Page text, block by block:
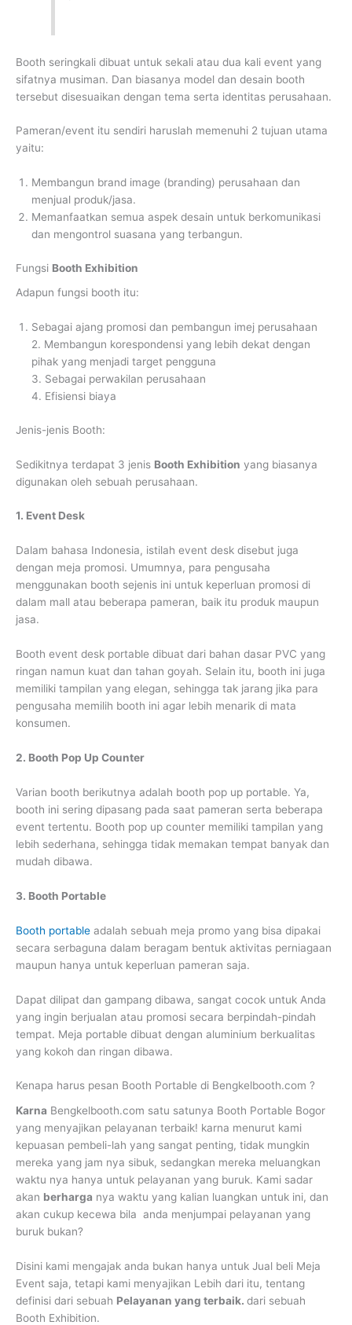
Booth seringkali dibuat untuk sekali atau dua kali event yang
sifatnya musiman. Dan biasanya model dan desain booth
tersebut disesuaikan dengan tema serta identitas perusahaan.
Pameran/event itu sendiri haruslah memenuhi 2 tujuan utama
yaitu:
Membangun brand image (branding) perusahaan dan
menjual produk/jasa.
Memanfaatkan semua aspek desain untuk berkomunikasi
dan mengontrol suasana yang terbangun.
Fungsi Booth Exhibition
Adapun fungsi booth itu:
Sebagai ajang promosi dan pembangun imej perusahaan
2. Membangun korespondensi yang lebih dekat dengan
pihak yang menjadi target pengguna
3. Sebagai perwakilan perusahaan
4. Efisiensi biaya
Jenis-jenis Booth:
Sedikitnya terdapat 3 jenis Booth Exhibition yang biasanya
digunakan oleh sebuah perusahaan.
1. Event Desk
Dalam bahasa Indonesia, istilah event desk disebut juga
dengan meja promosi. Umumnya, para pengusaha
menggunakan booth sejenis ini untuk keperluan promosi di
dalam mall atau beberapa pameran, baik itu produk maupun
jasa.
Booth event desk portable dibuat dari bahan dasar PVC yang
ringan namun kuat dan tahan goyah. Selain itu, booth ini juga
memiliki tampilan yang elegan, sehingga tak jarang jika para
pengusaha memilih booth ini agar lebih menarik di mata
konsumen.
2. Booth Pop Up Counter
Varian booth berikutnya adalah booth pop up portable. Ya,
booth ini sering dipasang pada saat pameran serta beberapa
event tertentu. Booth pop up counter memiliki tampilan yang
lebih sederhana, sehingga tidak memakan tempat banyak dan
mudah dibawa.
3. Booth Portable
Booth portable adalah sebuah meja promo yang bisa dipakai
secara serbaguna dalam beragam bentuk aktivitas perniagaan
maupun hanya untuk keperluan pameran saja.
Dapat dilipat dan gampang dibawa, sangat cocok untuk Anda
yang ingin berjualan atau promosi secara berpindah-pindah
tempat. Meja portable dibuat dengan aluminium berkualitas
yang kokoh dan ringan dibawa.
Kenapa harus pesan Booth Portable di Bengkelbooth.com ?
Karna Bengkelbooth.com satu satunya Booth Portable Bogor
yang menyajikan pelayanan terbaik! karna menurut kami
kepuasan pembeli-lah yang sangat penting, tidak mungkin
mereka yang jam nya sibuk, sedangkan mereka meluangkan
waktu nya hanya untuk pelayanan yang buruk. Kami sadar
akan berharga nya waktu yang kalian luangkan untuk ini, dan
akan cukup kecewa bila anda menjumpai pelayanan yang
buruk bukan?
Disini kami mengajak anda bukan hanya untuk Jual beli Meja
Event saja, tetapi kami menyajikan Lebih dari itu, tentang
definisi dari sebuah Pelayanan yang terbaik. dari sebuah
Booth Exhibition.